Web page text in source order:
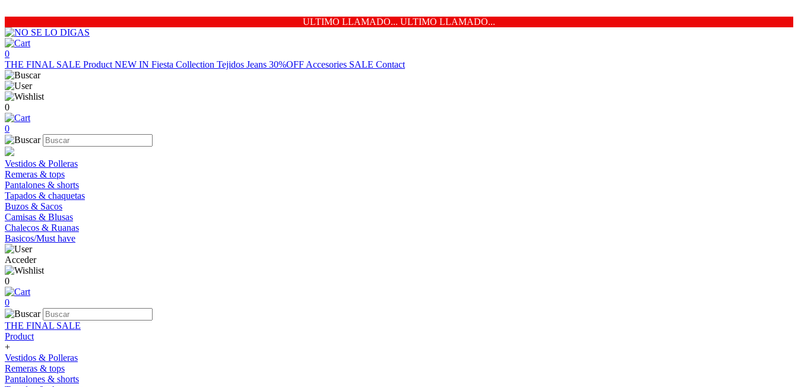
ULTIMO LLAMADO... ULTIMO LLAMADO...
0
THE FINAL SALE Product NEW IN Fiesta Collection Tejidos Jeans 30%OFF Accesories SALE Contact
0
0
Vestidos & Polleras
Remeras & tops
Pantalones & shorts
Tapados & chaquetas
Buzos & Sacos
Camisas & Blusas
Chalecos & Ruanas
Basicos/Must have
Acceder
0
0
THE FINAL SALE
Product
+
Vestidos & Polleras
Remeras & tops
Pantalones & shorts